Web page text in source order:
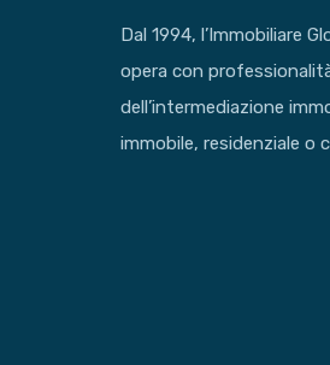
Dal 1994, l’Immobiliare
opera con
dell’intermediazione
immobile, residenziale o